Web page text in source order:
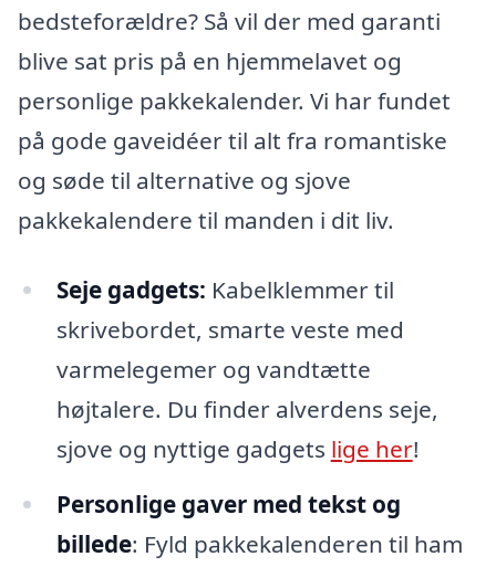
bedsteforældre? Så vil der med garanti
blive sat pris på en hjemmelavet og
personlige pakkekalender. Vi har fundet
på gode gaveidéer til alt fra romantiske
og søde til alternative og sjove
pakkekalendere til manden i dit liv.
Seje gadgets: Kabelklemmer til
skrivebordet, smarte veste med
varmelegemer og vandtætte
højtalere. Du finder alverdens seje,
sjove og nyttige gadgets lige her!
Personlige gaver med tekst og
billede: Fyld pakkekalenderen til ham